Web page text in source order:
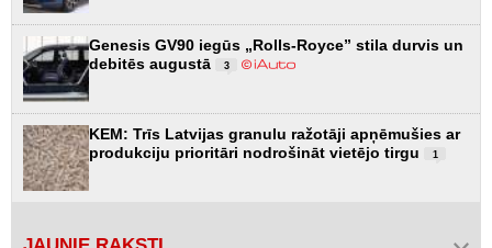
Genesis GV90 iegūs „Rolls-Royce” stila durvis un
debitēs augustā
3
KEM: Trīs Latvijas granulu ražotāji apņēmušies ar
produkciju prioritāri nodrošināt vietējo tirgu
1